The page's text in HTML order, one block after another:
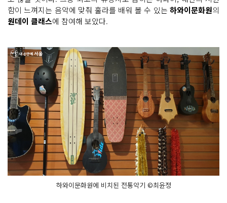
함이 느껴지는 음악에 맞춰 훌라를 배워 볼 수 있는 하와이문화원의
원데이 클래스에 참여해 보았다.
하와이문화원에 비치된 전통악기 ©최윤정